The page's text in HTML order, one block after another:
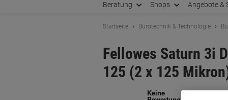
Beratung Shops Angebote &
Startseite Bürotechnik & Technologie
Fellowes Saturn 3i
125 (2 x 125